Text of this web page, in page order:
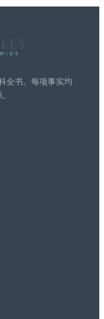
全书。每项事实均